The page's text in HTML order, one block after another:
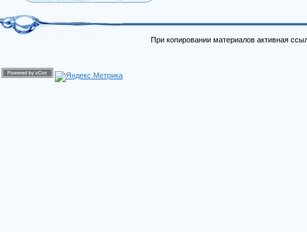
При копировании материалов активная